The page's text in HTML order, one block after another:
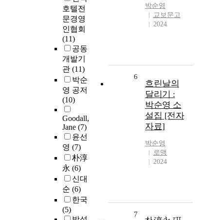
호텔전
문경영
인협회
(11)
공동
개발기
관 (11)
박순
영 공저
(10)
Goodall,
Jane (7)
윤선
영 (7)
朴淳
永 (6)
신대
순 (6)
한국
(5)
박순영
교보문고
2024
6
흐린날의
달리기 :
박순영 소
설집 [전자
자료]
박순영
로맹
2024
7